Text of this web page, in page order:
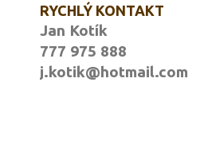
RYCHLÝ KONTAKT
Jan Kotík
777 975 888
j.kotik@hotmail.com